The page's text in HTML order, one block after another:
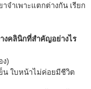
จำเพาะแตกต่างกัน เรียก
งคลินิกที่สำคัญอย่างไร
ง)
น ใบหน้าไม่ค่อยมีชีวิต